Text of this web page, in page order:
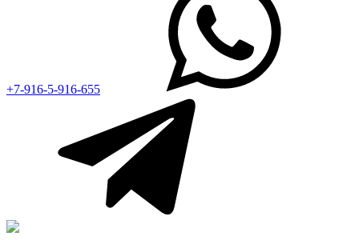
+7-916-5-916-655